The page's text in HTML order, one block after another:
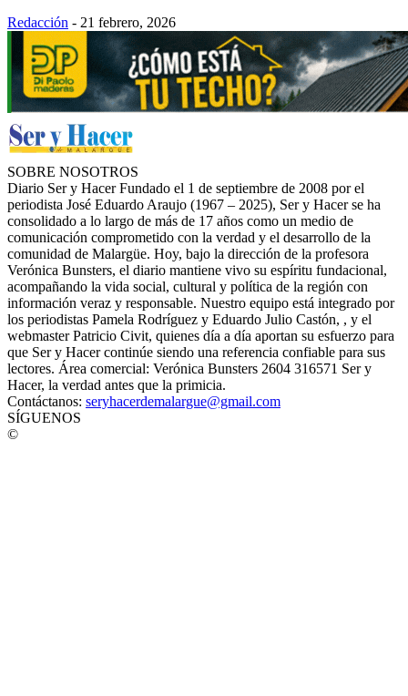
Redacción - 21 febrero, 2026
SOBRE NOSOTROS
Diario Ser y Hacer Fundado el 1 de septiembre de 2008 por el
periodista José Eduardo Araujo (1967 – 2025), Ser y Hacer se ha
consolidado a lo largo de más de 17 años como un medio de
comunicación comprometido con la verdad y el desarrollo de la
comunidad de Malargüe. Hoy, bajo la dirección de la profesora
Verónica Bunsters, el diario mantiene vivo su espíritu fundacional,
acompañando la vida social, cultural y política de la región con
información veraz y responsable. Nuestro equipo está integrado por
los periodistas Pamela Rodríguez y Eduardo Julio Castón, , y el
webmaster Patricio Civit, quienes día a día aportan su esfuerzo para
que Ser y Hacer continúe siendo una referencia confiable para sus
lectores. Área comercial: Verónica Bunsters 2604 316571 Ser y
Hacer, la verdad antes que la primicia.
Contáctanos: seryhacerdemalargue@gmail.com
SÍGUENOS
©